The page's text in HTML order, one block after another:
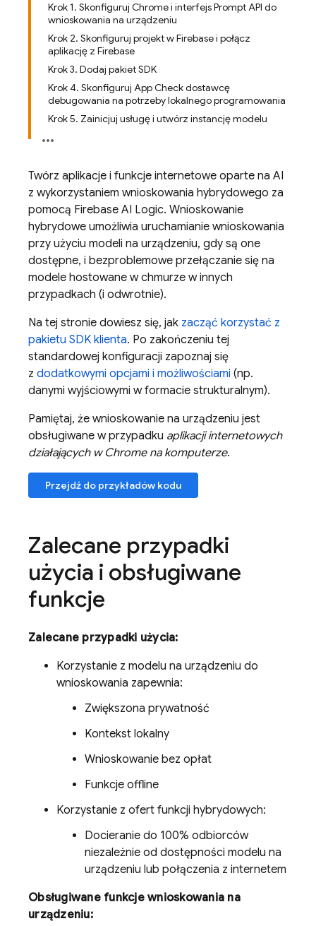
Krok 1. Skonfiguruj Chrome i interfejs Prompt API do
wnioskowania na urządzeniu
Krok 2. Skonfiguruj projekt w Firebase i połącz
aplikację z Firebase
Krok 3. Dodaj pakiet SDK
Krok 4. Skonfiguruj App Check dostawcę
debugowania na potrzeby lokalnego programowania
Krok 5. Zainicjuj usługę i utwórz instancję modelu
Twórz aplikacje i funkcje internetowe oparte na AI
z wykorzystaniem wnioskowania hybrydowego za
pomocą Firebase AI Logic. Wnioskowanie
hybrydowe umożliwia uruchamianie wnioskowania
przy użyciu modeli na urządzeniu, gdy są one
dostępne, i bezproblemowe przełączanie się na
modele hostowane w chmurze w innych
przypadkach (i odwrotnie).
Na tej stronie dowiesz się, jak zacząć korzystać z
pakietu SDK klienta. Po zakończeniu tej
standardowej konfiguracji zapoznaj się
z dodatkowymi opcjami i możliwościami (np.
danymi wyjściowymi w formacie strukturalnym).
Pamiętaj, że wnioskowanie na urządzeniu jest
obsługiwane w przypadku aplikacji internetowych
działających w Chrome na komputerze.
Przejdź do przykładów kodu
Zalecane przypadki
użycia i obsługiwane
funkcje
Zalecane przypadki użycia:
Korzystanie z modelu na urządzeniu do
wnioskowania zapewnia:
Zwiększona prywatność
Kontekst lokalny
Wnioskowanie bez opłat
Funkcje offline
Korzystanie z ofert funkcji hybrydowych:
Docieranie do 100% odbiorców
niezależnie od dostępności modelu na
urządzeniu lub połączenia z internetem
Obsługiwane funkcje wnioskowania na
urządzeniu: